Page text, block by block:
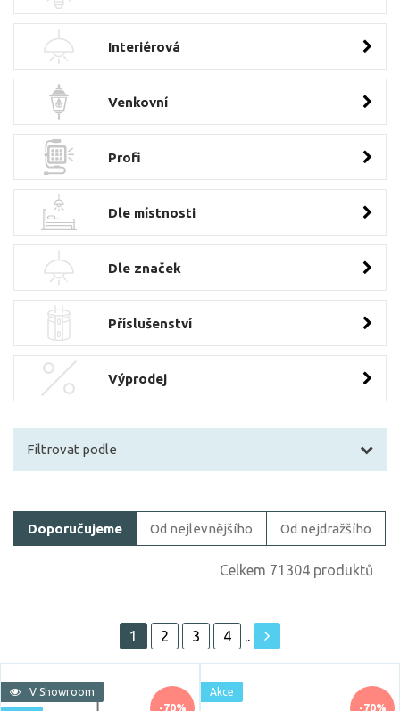
Interiérová
Venkovní
Profi
Dle místnosti
Dle značek
Příslušenství
Výprodej
Filtrovat podle
Cena
Skladem
Doporučujeme Od nejlevnějšího Od nejdražšího
Celkem 71304 produktů
1 2 3 4 ..
-70%
V Showroom
-70%
Akce